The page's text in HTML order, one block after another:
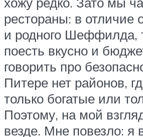
рестораны: в отличие
и родного Шеффилда,
поесть вкусно и
говорить про
Питере нет районов,
только богатые или
Поэтому, на мой
везде. Мне повезло: я